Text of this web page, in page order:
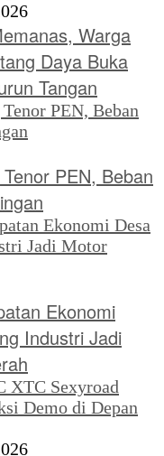
Warga
Daya Buka
Tangan
PEN, Beban
Ekonomi
Industri Jadi